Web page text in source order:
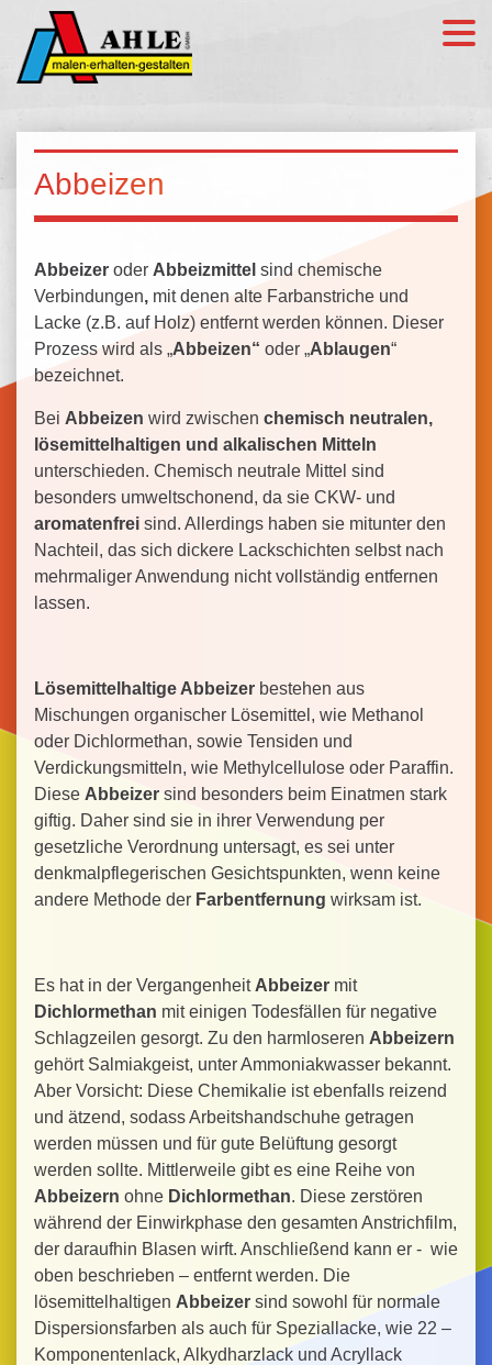
Abbeizen
Abbeizer oder Abbeizmittel sind chemische
Verbindungen, mit denen alte Farbanstriche und
Lacke (z.B. auf Holz) entfernt werden können. Dieser
Prozess wird als „Abbeizen“ oder „Ablaugen“
bezeichnet.
Bei Abbeizen wird zwischen chemisch neutralen,
lösemittelhaltigen und alkalischen Mitteln
unterschieden. Chemisch neutrale Mittel sind
besonders umweltschonend, da sie CKW- und
aromatenfrei sind. Allerdings haben sie mitunter den
Nachteil, das sich dickere Lackschichten selbst nach
mehrmaliger Anwendung nicht vollständig entfernen
lassen.
Lösemittelhaltige Abbeizer bestehen aus
Mischungen organischer Lösemittel, wie Methanol
oder Dichlormethan, sowie Tensiden und
Verdickungsmitteln, wie Methylcellulose oder Paraffin.
Diese Abbeizer sind besonders beim Einatmen stark
giftig. Daher sind sie in ihrer Verwendung per
gesetzliche Verordnung untersagt, es sei unter
denkmalpflegerischen Gesichtspunkten, wenn keine
andere Methode der Farbentfernung wirksam ist.
Es hat in der Vergangenheit Abbeizer mit
Dichlormethan mit einigen Todesfällen für negative
Schlagzeilen gesorgt. Zu den harmloseren Abbeizern
gehört Salmiakgeist, unter Ammoniakwasser bekannt.
Aber Vorsicht: Diese Chemikalie ist ebenfalls reizend
und ätzend, sodass Arbeitshandschuhe getragen
werden müssen und für gute Belüftung gesorgt
werden sollte. Mittlerweile gibt es eine Reihe von
Abbeizern ohne Dichlormethan. Diese zerstören
während der Einwirkphase den gesamten Anstrichfilm,
der daraufhin Blasen wirft. Anschließend kann er - wie
oben beschrieben – entfernt werden. Die
lösemittelhaltigen Abbeizer sind sowohl für normale
Dispersionsfarben als auch für Speziallacke, wie 22 –
Komponentenlack, Alkydharzlack und Acryllack